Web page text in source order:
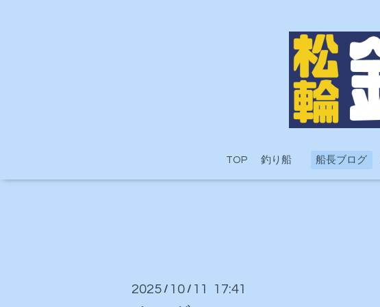
TOP 釣り船 船長ブログ
2025 / 10 / 11 17:41